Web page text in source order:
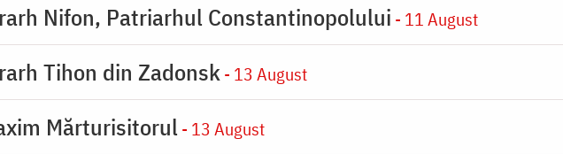
Nifon, Patriarhul Constantinopolului - 11 August
Tihon din Zadonsk - 13 August
Mărturisitorul - 13 August